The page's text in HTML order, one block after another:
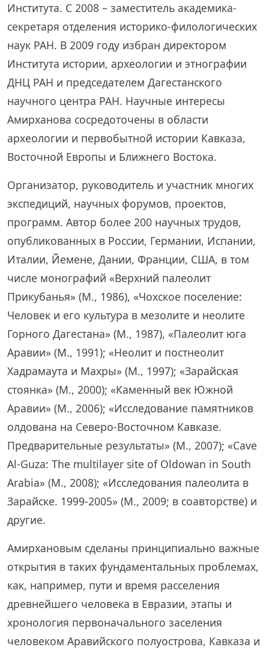
Института. С 2008 – заместитель академика-
секретаря отделения историко-филологических
наук РАН. В 2009 году избран директором
Института истории, археологии и этнографии
ДНЦ РАН и председателем Дагестанского
научного центра РАН. Научные интересы
Амирханова сосредоточены в области
археологии и первобытной истории Кавказа,
Восточной Европы и Ближнего Востока.
Организатор, руководитель и участник многих
экспедиций, научных форумов, проектов,
программ. Автор более 200 научных трудов,
опубликованных в России, Германии, Испании,
Италии, Йемене, Дании, Франции, США, в том
числе монографий «Верхний палеолит
Прикубанья» (М., 1986), «Чохское поселение:
Человек и его культура в мезолите и неолите
Горного Дагестана» (М., 1987), «Палеолит юга
Аравии» (М., 1991); «Неолит и постнеолит
Хадрамаута и Махры» (М., 1997); «Зарайская
стоянка» (М., 2000); «Каменный век Южной
Аравии» (М., 2006); «Исследование памятников
олдована на Северо-Восточном Кавказе.
Предварительные результаты» (М., 2007); «Cave
Al-Guza: The multilayer site of Oldowan in South
Arabia» (М., 2008); «Исследования палеолита в
Зарайске. 1999-2005» (М., 2009; в соавторстве) и
другие.
Амирхановым сделаны принципиально важные
открытия в таких фундаментальных проблемах,
как, например, пути и время расселения
древнейшего человека в Евразии, этапы и
хронология первоначального заселения
человеком Аравийского полуострова, Кавказа и